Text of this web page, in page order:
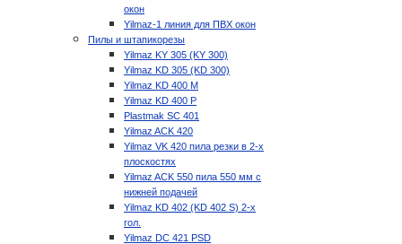
окон
Yilmaz-1 линия для ПВХ окон
Пилы и штапикорезы
Yilmaz KY 305 (KY 300)
Yilmaz KD 305 (KD 300)
Yilmaz KD 400 M
Yilmaz KD 400 P
Plastmak SC 401
Yilmaz ACK 420
Yilmaz VK 420 пила резки в 2-х
плоскостях
Yilmaz ACK 550 пила 550 мм с
нижней подачей
Yilmaz KD 402 (KD 402 S) 2-х
гол.
Yilmaz DC 421 PSD